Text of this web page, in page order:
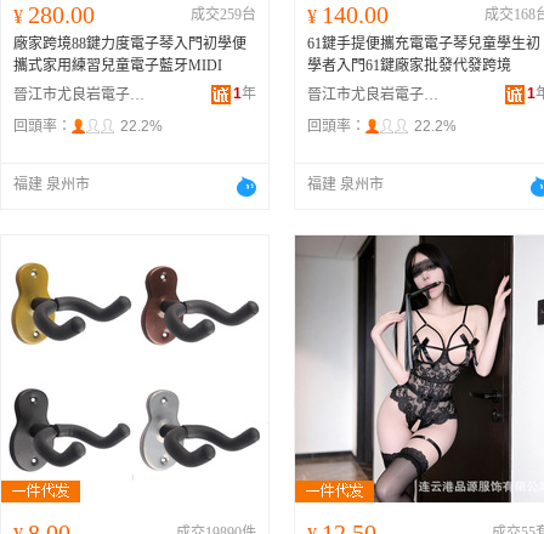
¥ 280.00
成交259台
廠家跨境88鍵力度電子琴入門初學便
攜式家用練習兒童電子藍牙MIDI
晉江市尤良岩電子商務有限公司
1年
回頭率：
22.2%
福建 泉州市
¥ 140.00
成交168
61鍵手提便攜充電電子琴兒童學生初
學者入門61鍵廠家批發代發跨境
晉江市尤良岩電子商務有限公司
1
回頭率：
22.2%
福建 泉州市